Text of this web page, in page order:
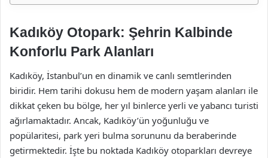
Kadıköy Otopark: Şehrin Kalbinde
Konforlu Park Alanları
Kadıköy, İstanbul’un en dinamik ve canlı semtlerinden
biridir. Hem tarihi dokusu hem de modern yaşam alanları ile
dikkat çeken bu bölge, her yıl binlerce yerli ve yabancı turisti
ağırlamaktadır. Ancak, Kadıköy’ün yoğunluğu ve
popülaritesi, park yeri bulma sorununu da beraberinde
getirmektedir. İşte bu noktada Kadıköy otoparkları devreye